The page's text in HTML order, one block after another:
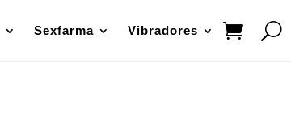
Sexfarma Vibradores